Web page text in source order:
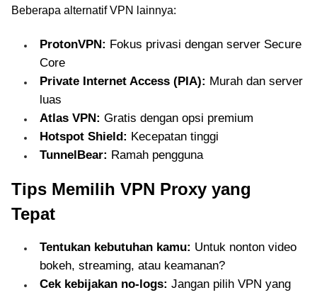
akses ke situs porno
Beberapa alternatif VPN lainnya:
ProtonVPN: Fokus privasi dengan server Secure
Core
Private Internet Access (PIA): Murah dan server
luas
Atlas VPN: Gratis dengan opsi premium
Hotspot Shield: Kecepatan tinggi
TunnelBear: Ramah pengguna
Tips Memilih VPN Proxy yang
Tepat
Tentukan kebutuhan kamu: Untuk nonton video
bokeh, streaming, atau keamanan?
Cek kebijakan no-logs: Jangan pilih VPN yang